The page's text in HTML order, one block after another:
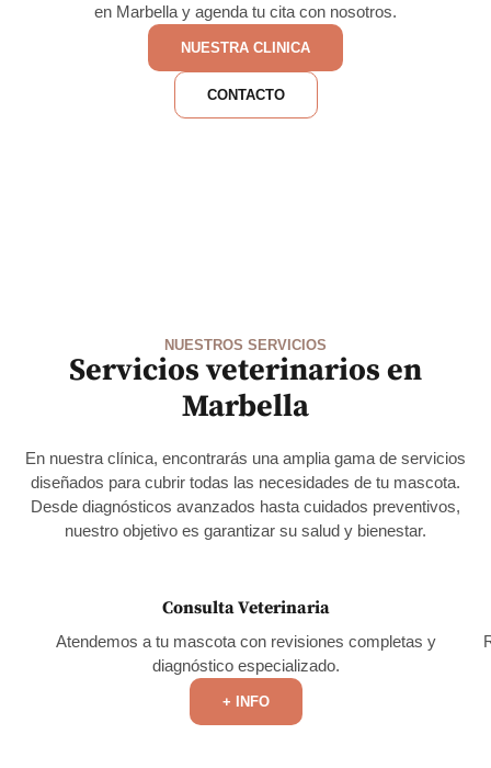
en Marbella y agenda tu cita con nosotros.
NUESTRA CLINICA
CONTACTO
NUESTROS SERVICIOS
Servicios veterinarios en
Marbella
En nuestra clínica, encontrarás una amplia gama de servicios
diseñados para cubrir todas las necesidades de tu mascota.
Desde diagnósticos avanzados hasta cuidados preventivos,
nuestro objetivo es garantizar su salud y bienestar.
Consulta Veterinaria
Atendemos a tu mascota con revisiones completas y
diagnóstico especializado.
+ INFO